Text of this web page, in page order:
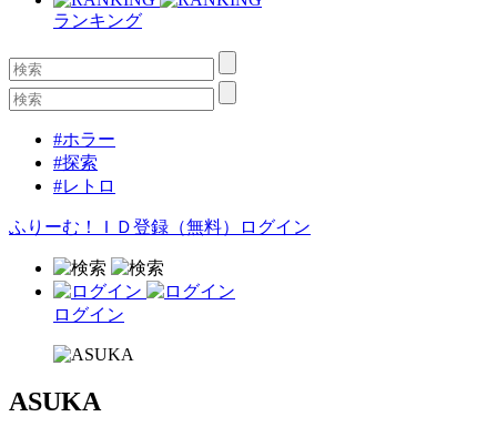
ランキング
#ホラー
#探索
#レトロ
ふりーむ！ＩＤ登録（無料） ログイン
ログイン
ASUKA